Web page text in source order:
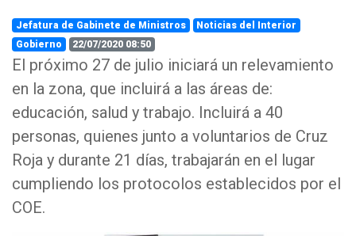
Jefatura de Gabinete de Ministros
Noticias del Interior
Gobierno
22/07/2020 08:50
El próximo 27 de julio iniciará un relevamiento
en la zona, que incluirá a las áreas de:
educación, salud y trabajo. Incluirá a 40
personas, quienes junto a voluntarios de Cruz
Roja y durante 21 días, trabajarán en el lugar
cumpliendo los protocolos establecidos por el
COE.